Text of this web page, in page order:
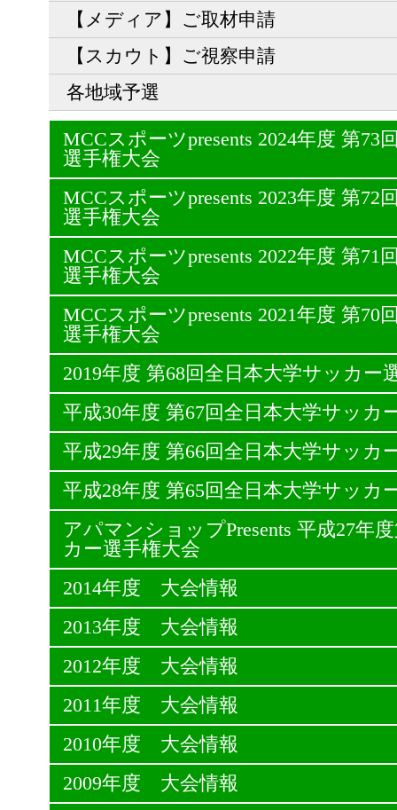
【メディア】ご取材申請
【スカウト】ご視察申請
各地域予選
MCCスポーツpresents 2024年度 第73
選手権大会
MCCスポーツpresents 2023年度 第72
選手権大会
MCCスポーツpresents 2022年度 第71
選手権大会
MCCスポーツpresents 2021年度 第70
選手権大会
2019年度 第68回全日本大学サッカー
平成30年度 第67回全日本大学サッカ
平成29年度 第66回全日本大学サッカ
平成28年度 第65回全日本大学サッカ
アパマンショップPresents 平成27年
カー選手権大会
2014年度 大会情報
2013年度 大会情報
2012年度 大会情報
2011年度 大会情報
2010年度 大会情報
2009年度 大会情報